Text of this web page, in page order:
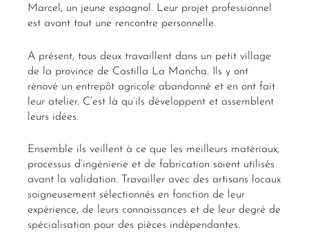
Marcel, un jeune espagnol. Leur projet professionnel
est avant tout une rencontre personnelle.
A présent, tous deux travaillent dans un petit village
de la province de Castilla La Mancha. Ils y ont
rénové un entrepôt agricole abandonné et en ont fait
leur atelier. C’est là qu’ils développent et assemblent
leurs idées.
Ensemble ils veillent à ce que les meilleurs matériaux,
processus d’ingénierie et de fabrication soient utilisés
avant la validation. Travailler avec des artisans locaux
soigneusement sélectionnés en fonction de leur
expérience, de leurs connaissances et de leur degré de
spécialisation pour des pièces indépendantes.